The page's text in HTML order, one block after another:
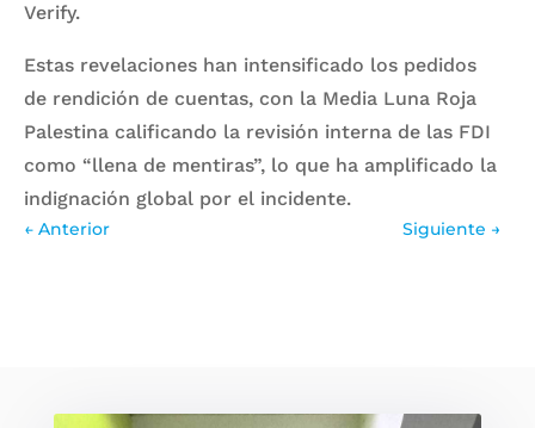
Verify.
Estas revelaciones han intensificado los pedidos
de rendición de cuentas, con la Media Luna Roja
Palestina calificando la revisión interna de las FDI
como “llena de mentiras”, lo que ha amplificado la
indignación global por el incidente.
← Anterior Siguiente →